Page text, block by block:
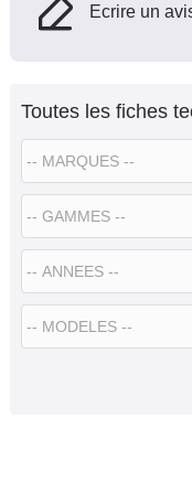
Ecrire un
Toutes les fiches